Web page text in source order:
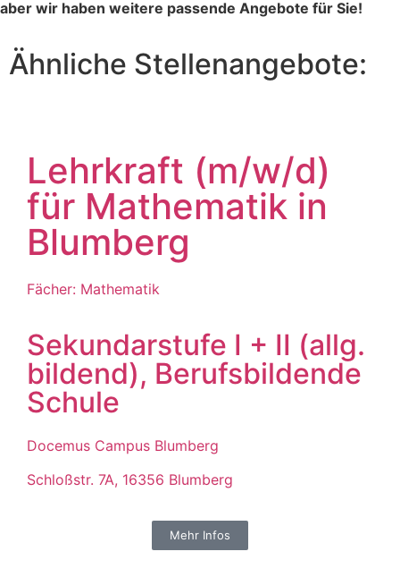
aber wir haben weitere passende Angebote für Sie!
Ähnliche Stellenangebote:
Lehrkraft (m/w/d)
für Mathematik in
Blumberg
Fächer: Mathematik
Sekundarstufe I + II (allg.
bildend), Berufsbildende
Schule
Docemus Campus Blumberg
Schloßstr. 7A, 16356 Blumberg
Mehr Infos